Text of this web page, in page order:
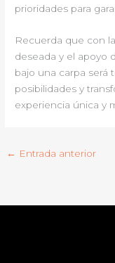
prioridades para
Recuerda que con
deseada y el apoyo
bajo una carpa será
posibilidades y
experiencia única y
← Entrada anterior